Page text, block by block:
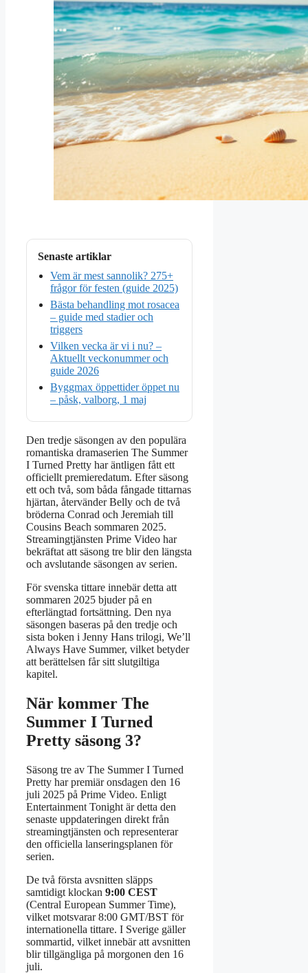
Senaste artiklar
Vem är mest sannolik? 275+
frågor för festen (guide 2025)
Bästa behandling mot rosacea
– guide med stadier och
triggers
Vilken vecka är vi i nu? –
Aktuellt veckonummer och
guide 2026
Byggmax öppettider öppet nu
– påsk, valborg, 1 maj
Den tredje säsongen av den populära
romantiska dramaserien The Summer
I Turned Pretty har äntligen fått ett
officiellt premieredatum. Efter säsong
ett och två, som båda fångade tittarnas
hjärtan, återvänder Belly och de två
bröderna Conrad och Jeremiah till
Cousins Beach sommaren 2025.
Streamingtjänsten Prime Video har
bekräftat att säsong tre blir den längsta
och avslutande säsongen av serien.
För svenska tittare innebär detta att
sommaren 2025 bjuder på en
efterlängtad fortsättning. Den nya
säsongen baseras på den tredje och
sista boken i Jenny Hans trilogi, We’ll
Always Have Summer, vilket betyder
att berättelsen får sitt slutgiltiga
kapitel.
När kommer The
Summer I Turned
Pretty säsong 3?
Säsong tre av The Summer I Turned
Pretty har premiär onsdagen den 16
juli 2025 på Prime Video. Enligt
Entertainment Tonight är detta den
senaste uppdateringen direkt från
streamingtjänsten och representerar
den officiella lanseringsplanen för
serien.
De två första avsnitten släpps
samtidigt klockan 9:00 CEST
(Central European Summer Time),
vilket motsvarar 8:00 GMT/BST för
internationella tittare. I Sverige gäller
sommartid, vilket innebär att avsnitten
blir tillgängliga på morgonen den 16
juli.